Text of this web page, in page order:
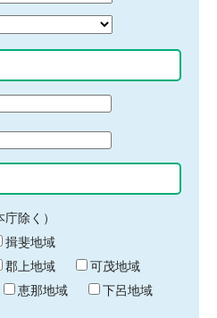
除く）
揖斐地域
郡上地域
可茂地域
恵那地域
下呂地域